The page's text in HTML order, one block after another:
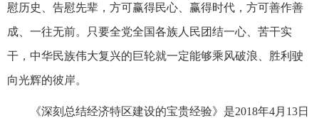
慰历史、告慰先辈，方可赢得民心、赢得时代，方可善作善
成、一往无前。只要全党全国各族人民团结一心、苦干实
干，中华民族伟大复兴的巨轮就一定能够乘风破浪、胜利驶
向光辉的彼岸。
《深刻总结经济特区建设的宝贵经验》是2018年4月13日